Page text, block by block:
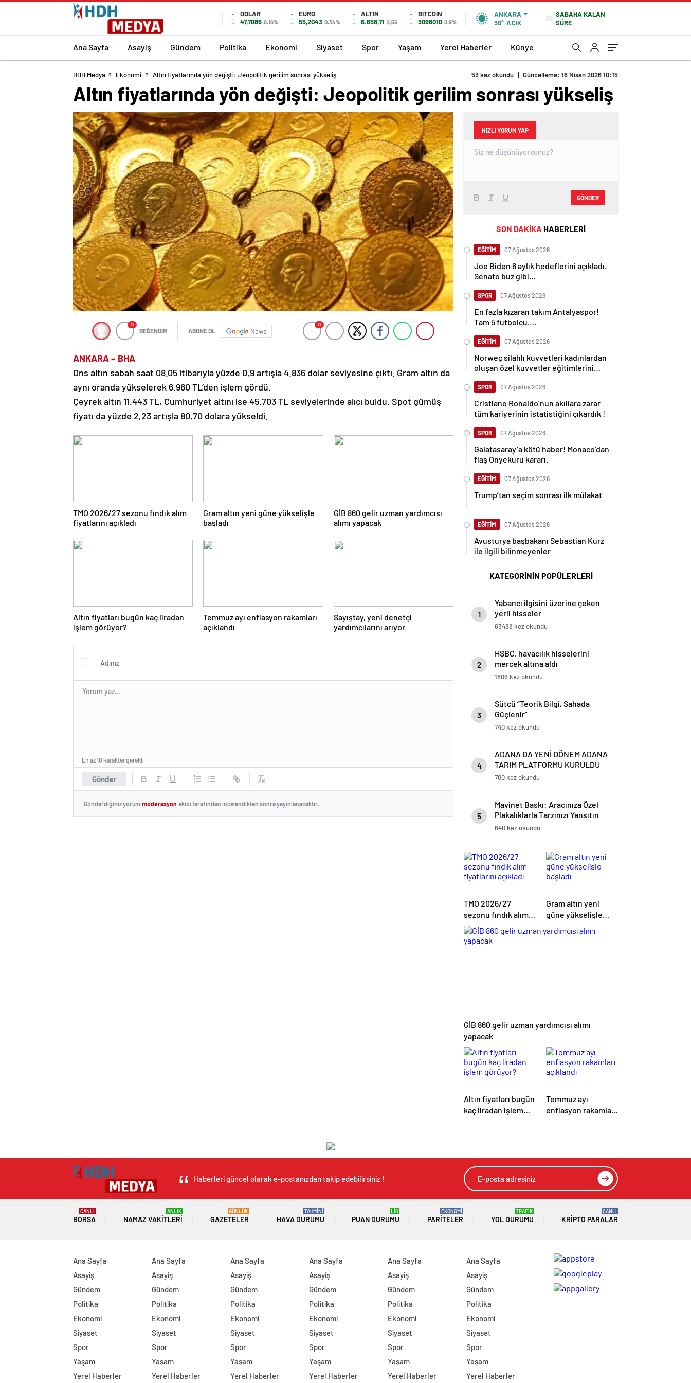
DOLAR
47,7086 0.16%
EURO
55,2043 0.34%
ALTIN
6.658,71 2,56
BITCOIN
3098010 0.9%
ANKARA
30° AÇIK
SABAHA KALAN
SÜRE
Ana Sayfa Asayiş Gündem Politika Ekonomi Siyaset Spor Yaşam Yerel Haberler Künye
HDH Medya Ekonomi Altın fiyatlarında yön değişti: Jeopolitik gerilim sonrası yükseliş 53 kez okundu | Güncelleme: 16 Nisan 2026 10:15
Altın fiyatlarında yön değişti: Jeopolitik gerilim sonrası yükseliş
0
BEĞENDİM ABONE OL News
0
ANKARA – BHA
Ons altın sabah saat 08.05 itibarıyla yüzde 0,9 artışla 4.836 dolar seviyesine çıktı. Gram altın da
aynı oranda yükselerek 6.960 TL’den işlem gördü.
Çeyrek altın 11.443 TL, Cumhuriyet altını ise 45.703 TL seviyelerinde alıcı buldu. Spot gümüş
fiyatı da yüzde 2,23 artışla 80,70 dolara yükseldi.
TMO 2026/27 sezonu fındık alım
fiyatlarını açıkladı
Gram altın yeni güne yükselişle
başladı
GİB 860 gelir uzman yardımcısı
alımı yapacak
Altın fiyatları bugün kaç liradan
işlem görüyor?
Temmuz ayı enflasyon rakamları
açıklandı
Sayıştay, yeni denetçi
yardımcılarını arıyor
Gönder
En az 10 karakter gerekli
Gönderdiğiniz yorum moderasyon ekibi tarafından incelendikten sonra yayınlanacaktır.
HIZLI YORUM YAP
GÖNDER
SON DAKİKA HABERLERİ
EĞİTİM 07 Ağustos 2026
Joe Biden 6 aylık hedeflerini açıkladı.
Senato buz gibi…
SPOR 07 Ağustos 2026
En fazla kızaran takım Antalyaspor!
Tam 5 futbolcu….
EĞİTİM 07 Ağustos 2026
Norweç silahlı kuvvetleri kadınlardan
oluşan özel kuvvetler eğitimlerini
SPOR 07 Ağustos 2026
Cristiano Ronaldo’nun akıllara zarar
tüm kariyerinin istatistiğini çıkardık !
SPOR 07 Ağustos 2026
Galatasaray’a kötü haber! Monaco’dan
flaş Onyekuru kararı.
EĞİTİM 07 Ağustos 2026
Trump’tan seçim sonrası ilk mülakat
EĞİTİM 07 Ağustos 2026
Avusturya başbakanı Sebastian Kurz
ile ilgili bilinmeyenler
KATEGORİNİN POPÜLERLERİ
1
Yabancı ilgisini üzerine çeken
yerli hisseler
63488 kez okundu
2
HSBC, havacılık hisselerini
mercek altına aldı
1806 kez okundu
3
Sütcü “Teorik Bilgi, Sahada
Güçlenir”
740 kez okundu
4
ADANA DA YENİ DÖNEM ADANA
TARIM PLATFORMU KURULDU
700 kez okundu
5
Mavinet Baskı: Aracınıza Özel
Plakalıklarla Tarzınızı Yansıtın
640 kez okundu
TMO 2026/27
sezonu fındık alım
fiyatlarını açıkladı
Gram altın yeni
güne yükselişle
başladı
GİB 860 gelir uzman yardımcısı alımı
yapacak
Altın fiyatları bugün
kaç liradan işlem
Temmuz ayı
enflasyon rakamları
Haberleri güncel olarak e-postanızdan takip edebilirsiniz !
BORSA
CANLI
NAMAZ VAKITLERI
ANLIK
GAZETELER
GÜNLÜK
HAVA DURUMU
TAHMİNİ
PUAN DURUMU
LİG
PARITELER
EKONOMİ
YOL DURUMU
TRAFİK
KRIPTO PARALAR
CANLI
Ana Sayfa
Asayiş
Gündem
Politika
Ekonomi
Siyaset
Spor
Yaşam
Yerel Haberler
Ana Sayfa
Asayiş
Gündem
Politika
Ekonomi
Siyaset
Spor
Yaşam
Yerel Haberler
Ana Sayfa
Asayiş
Gündem
Politika
Ekonomi
Siyaset
Spor
Yaşam
Yerel Haberler
Ana Sayfa
Asayiş
Gündem
Politika
Ekonomi
Siyaset
Spor
Yaşam
Yerel Haberler
Ana Sayfa
Asayiş
Gündem
Politika
Ekonomi
Siyaset
Spor
Yaşam
Yerel Haberler
Ana Sayfa
Asayiş
Gündem
Politika
Ekonomi
Siyaset
Spor
Yaşam
Yerel Haberler